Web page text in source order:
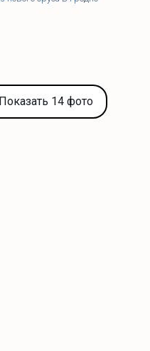
Показать 14 фото